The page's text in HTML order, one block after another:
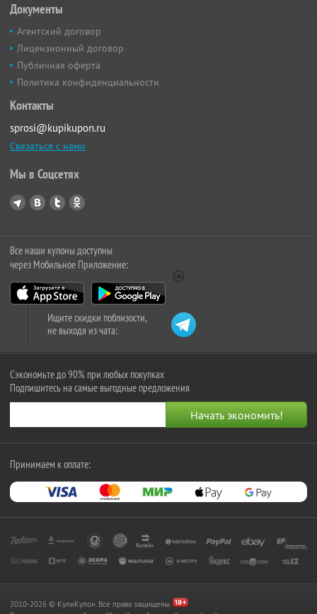
Документы
Агентский договор
Лицензионный договор
Публичная оферта
Политика конфиденциальности
Контакты
sprosi@kupikupon.ru
Связаться с нами
Мы в Соцсетях
Все наши купоны доступны
через Мобильное Приложение:
Ищите скидки поблизости,
не выходя из чата:
Сэкономьте до 90% при любых покупках
Подпишитесь на самые выгодные предложения
Принимаем к оплате:
2010-2026 © КупиКупон. Все права защищены.